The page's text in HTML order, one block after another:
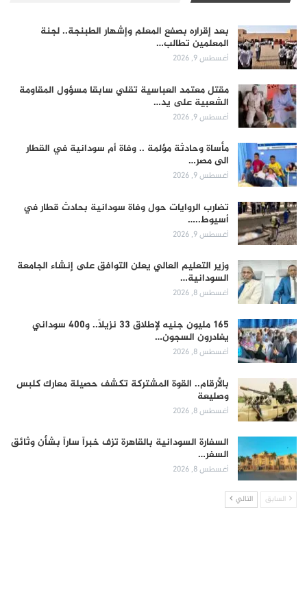
بعد إقراره بصفع المعلم وإشهار الطبنجة.. لجنة
المعلمين تطالب…
أغسطس 9, 2026
مقتل معتمد العباسية تقلي سابقا مسؤول المقاومة
الشعبية على يد…
أغسطس 9, 2026
مأساة وحادثة مؤلمة .. وفاة أم سودانية في القطار
الى مصر…
أغسطس 9, 2026
تضارب الروايات حول وفاة سودانية بحادث قطار في
أسيوط..…
أغسطس 9, 2026
وزير التعليم العالي يعلن التوافق على إنشاء الجامعة
السودانية…
أغسطس 8, 2026
165 مليون جنيه لإطلاق 33 نزيلاً.. و400 سوداني
يغادرون السجون…
أغسطس 8, 2026
بالأرقام.. القوة المشتركة تكشف حصيلة معارك كلبس
وصليعة
أغسطس 8, 2026
السفارة السودانية بالقاهرة تزف خبراً ساراً بشأن وثائق
السفر…
أغسطس 8, 2026
السابق التالي